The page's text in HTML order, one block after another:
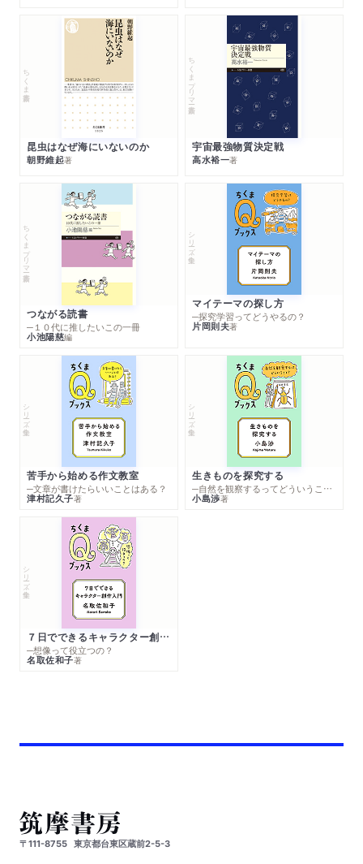
ちくま新書
昆虫はなぜ海にいないのか
朝野維起著
ちくまプリマー新書
宇宙最強物質決定戦
高水裕一著
ちくまプリマー新書
つながる読書
─１０代に推したいこの一冊
小池陽慈編
シリーズ・全集
マイテーマの探し方
─探究学習ってどうやるの？
片岡則夫著
シリーズ・全集
苦手から始める作文教室
─文章が書けたらいいことはある？
津村記久子著
シリーズ・全集
生きものを探究する
─自然を観察するってどういうこと？
小島渉著
シリーズ・全集
７日でできるキャラクター創作入門
─想像って役立つの？
名取佐和子著
〒111-8755 東京都台東区蔵前2-5-3